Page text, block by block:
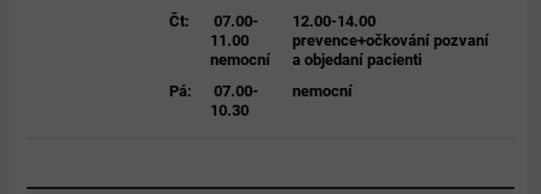
Čt:
07.00-
11.00
nemocní
12.00-14.00
prevence+očkování pozvaní
a objedaní pacienti
Pá:
07.00-
10.30
nemocní